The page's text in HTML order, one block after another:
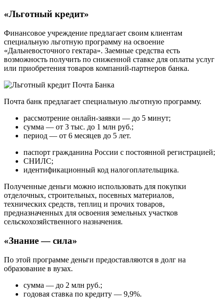
«Льготный кредит»
Финансовое учреждение предлагает своим клиентам
специальную льготную программу на освоение
«Дальневосточного гектара». Заемные средства есть
возможность получить по сниженной ставке для оплаты услуг
или приобретения товаров компаний-партнеров банка.
Почта банк предлагает специальную льготную программу.
рассмотрение онлайн-заявки — до 5 минут;
сумма — от 3 тыс. до 1 млн руб.;
период — от 6 месяцев до 5 лет.
паспорт гражданина России с постоянной регистрацией;
СНИЛС;
идентификационный код налогоплательщика.
Полученные деньги можно использовать для покупки
отделочных, строительных, посевных материалов,
технических средств, теплиц и прочих товаров,
предназначенных для освоения земельных участков
сельскохозяйственного назначения.
«Знание — сила»
По этой программе деньги предоставляются в долг на
образование в вузах.
сумма — до 2 млн руб.;
годовая ставка по кредиту — 9,9%.